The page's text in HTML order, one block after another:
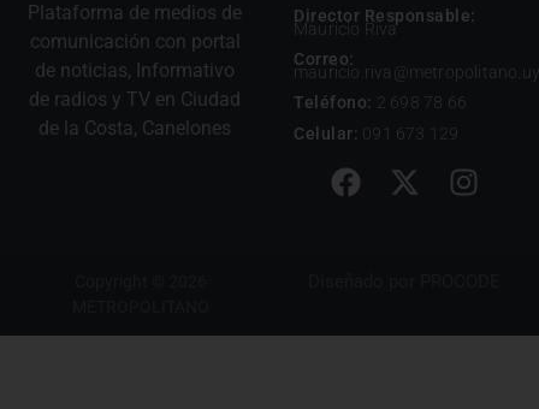
Plataforma de medios de
comunicación con portal
de noticias, Informativo
de radios y TV en Ciudad
de la Costa, Canelones
Director Responsable:
Mauricio Riva
Correo:
mauricio.riva@metropolitano.uy
Teléfono: 2 698 78 66
Celular: 091 673 129